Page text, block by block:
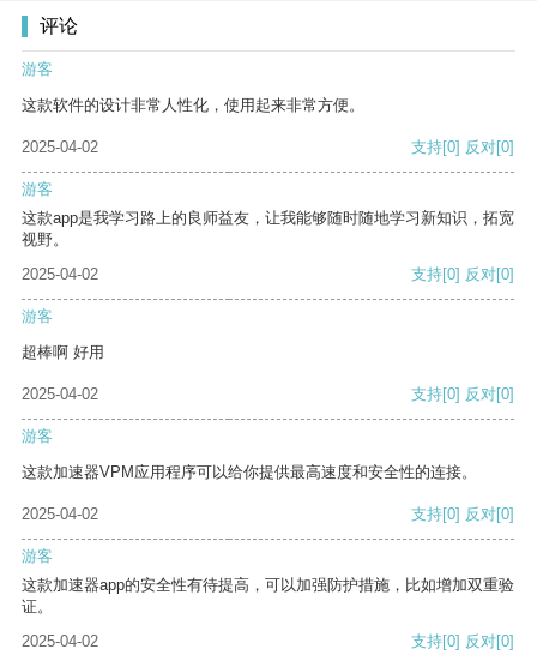
评论
游客
这款软件的设计非常人性化，使用起来非常方便。
2025-04-02 支持[0] 反对[0]
游客
这款app是我学习路上的良师益友，让我能够随时随地学习新知识，拓宽
视野。
2025-04-02
支持[0] 反对[0]
游客
超棒啊 好用
2025-04-02 支持[0] 反对[0]
游客
这款加速器VPM应用程序可以给你提供最高速度和安全性的连接。
2025-04-02 支持[0] 反对[0]
游客
这款加速器app的安全性有待提高，可以加强防护措施，比如增加双重验
证。
2025-04-02
支持[0] 反对[0]